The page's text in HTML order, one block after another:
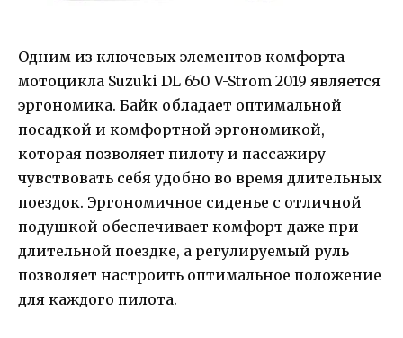
Одним из ключевых элементов комфорта
мотоцикла Suzuki DL 650 V-Strom 2019 является
эргономика. Байк обладает оптимальной
посадкой и комфортной эргономикой,
которая позволяет пилоту и пассажиру
чувствовать себя удобно во время длительных
поездок. Эргономичное сиденье с отличной
подушкой обеспечивает комфорт даже при
длительной поездке, а регулируемый руль
позволяет настроить оптимальное положение
для каждого пилота.